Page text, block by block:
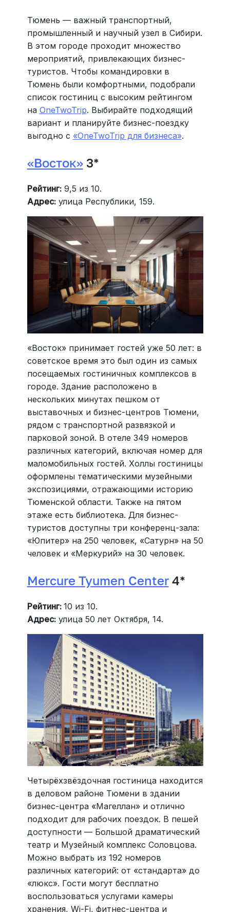
Тюмень — важный транспортный,
промышленный и научный узел в Сибири.
В этом городе проходит множество
мероприятий, привлекающих бизнес-
туристов. Чтобы командировки в
Тюмень были комфортными, подобрали
список гостиниц с высоким рейтингом
на OneTwoTrip. Выбирайте подходящий
вариант и планируйте бизнес-поездку
выгодно с «OneTwoTrip для бизнеса».
«Восток»3*
Рейтинг:9,5 из 10.
Адрес:улица Республики, 159.
«Восток» принимает гостей уже 50 лет: в
советское время это был один из самых
посещаемых гостиничных комплексов в
городе. Здание расположено в
нескольких минутах пешком от
выставочных и бизнес-центров Тюмени,
рядом с транспортной развязкой и
парковой зоной. В отеле 349 номеров
различных категорий, включая номер для
маломобильных гостей. Холлы гостиницы
оформлены тематическими музейными
экспозициями, отражающими историю
Тюменской области. Также на пятом
этаже есть библиотека. Для бизнес-
туристов доступны три конференц-зала:
«Юпитер» на 250 человек, «Сатурн» на 50
человек и «Меркурий» на 30 человек.
Mercure Tyumen Center4*
Рейтинг: 10 из 10.
Адрес:улица 50 лет Октября, 14.
Четырёхзвёздочная гостиница находится
в деловом районе Тюмени в здании
бизнес-центра «Магеллан» и отлично
подходит для рабочих поездок. В пешей
доступности — Большой драматический
театр и Музейный комплекс Соловцова.
Можно выбрать из 192 номеров
различных категорий: от «стандарта» до
«люкс». Гости могут бесплатно
воспользоваться услугами камеры
хранения, Wi-Fi, фитнес-центра и